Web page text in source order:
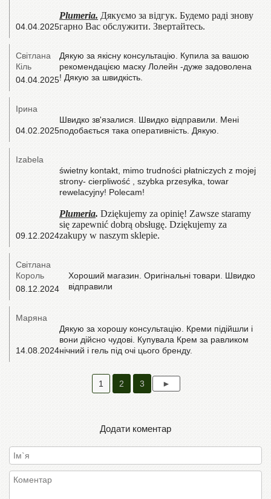
04.04.2025
Plumeria. Дякуємо за відгук. Будемо раді знову
гарно Вас обслужити. Звертайтесь.
Світлана
Кіль
04.04.2025
Дякую за якісну консультацію. Купила за вашою
рекомендацією маску Лолейн -дуже задоволена
! Дякую за швидкість.
Ірина
04.02.2025
Швидко зв'язалися. Швидко відправили. Мені
подобається така оперативність. Дякую.
Izabela
09.12.2024
świetny kontakt, mimo trudności płatniczych z mojej
strony- cierpliwość , szybka przesyłka, towar
rewelacyjny! Polecam!
Plumeria. Dziękujemy za opinię! Zawsze staramy
się zapewnić dobrą obsługę. Dziękujemy za
zakupy w naszym sklepie.
Світлана
Король
08.12.2024
Хороший магазин. Оригінальні товари. Швидко
відправили
Маряна
14.08.2024
Дякую за хорошу консультацію. Креми підійшли і
вони дійсно чудові. Купувала Крем за равликом
нічний і гель під очі цього бренду.
1 2 3
Додати коментар